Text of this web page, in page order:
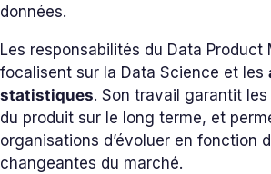
données.
Les responsabilités du Data Product
focalisent sur la Data Science et les
statistiques. Son travail garantit
du produit sur le long terme, et
organisations d’évoluer en fonction
changeantes du marché.